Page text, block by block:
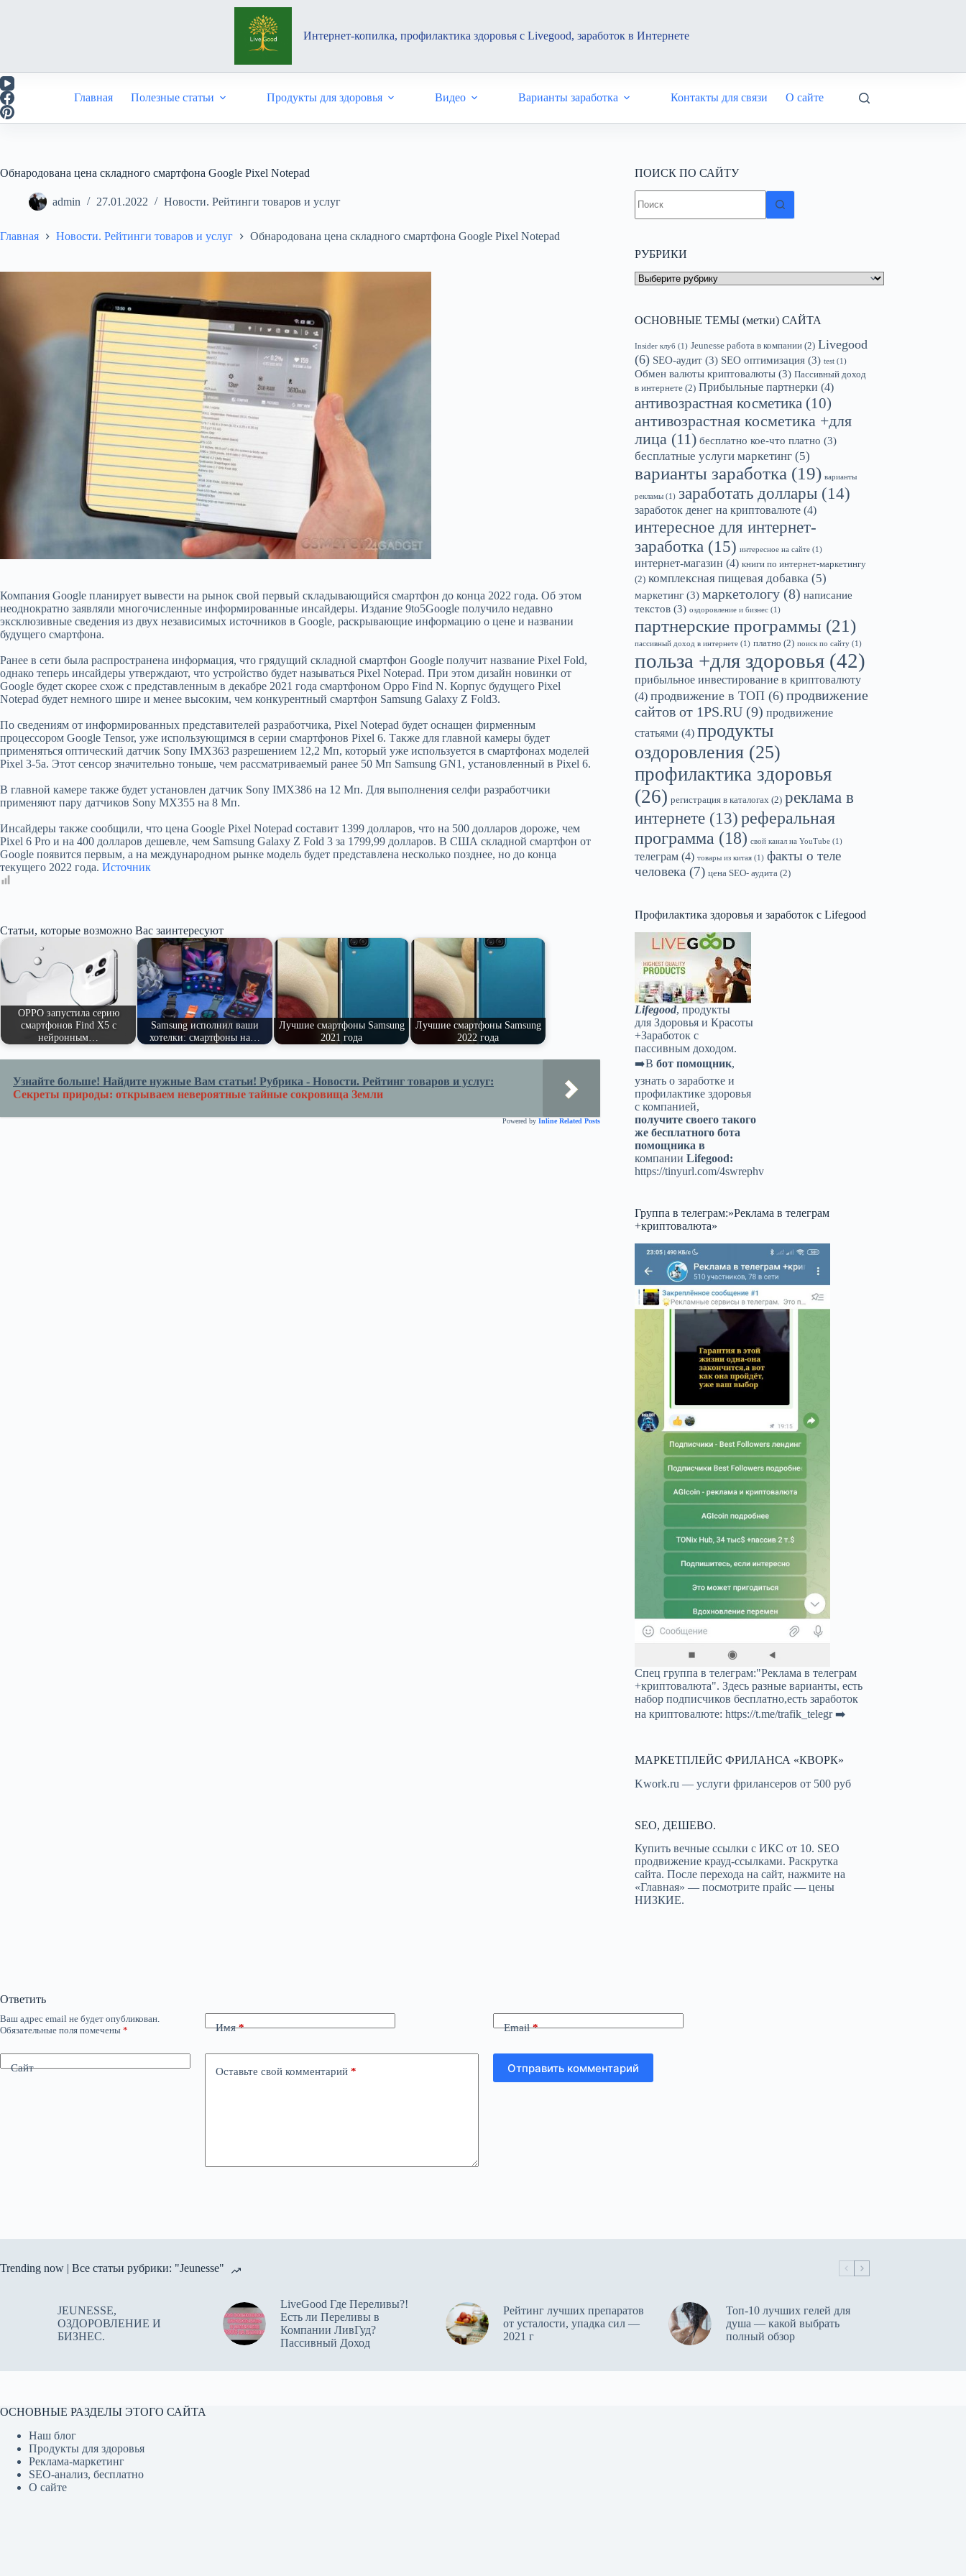
Интернет-копилка, профилактика здоровья с Livegood, заработок в Интернете
Главная Полезные статьи Продукты для здоровья Видео Варианты заработка Контакты для связи О сайте
Обнародована цена складного смартфона Google Pixel Notepad
admin 27.01.2022 Новости. Рейтинги товаров и услуг
Главная Новости. Рейтинги товаров и услуг Обнародована цена складного смартфона Google Pixel Notepad
Компания Google планирует вывести на рынок свой первый складывающийся смартфон до конца 2022 года. Об этом
неоднократно заявляли многочисленные информированные инсайдеры. Издание 9to5Google получило недавно
эксклюзивные сведения из двух независимых источников в Google, раскрывающие информацию о цене и названии
будущего смартфона.
Ранее в сети была распространена информация, что грядущий складной смартфон Google получит название Pixel Fold,
однако теперь инсайдеры утверждают, что устройство будет называться Pixel Notepad. При этом дизайн новинки от
Google будет скорее схож с представленным в декабре 2021 года смартфоном Oppo Find N. Корпус будущего Pixel
Notepad будет немного шире и менее высоким, чем конкурентный смартфон Samsung Galaxy Z Fold3.
По сведениям от информированных представителей разработчика, Pixel Notepad будет оснащен фирменным
процессором Google Tensor, уже использующимся в серии смартфонов Pixel 6. Также для главной камеры будет
применяться оптический датчик Sony IMX363 разрешением 12,2 Мп, который уже используется в смартфонах моделей
Pixel 3-5a. Этот сенсор значительно тоньше, чем рассматриваемый ранее 50 Мп Samsung GN1, установленный в Pixel 6.
В главной камере также будет установлен датчик Sony IMX386 на 12 Мп. Для выполнения селфи разработчики
применяют пару датчиков Sony MX355 на 8 Мп.
Инсайдеры также сообщили, что цена Google Pixel Notepad составит 1399 долларов, что на 500 долларов дороже, чем
Pixel 6 Pro и на 400 долларов дешевле, чем Samsung Galaxy Z Fold 3 за 1799,99 долларов. В США складной смартфон от
Google появится первым, а на международном рынке модель будет представлена несколько позднее, но до конца
текущего 2022 года. Источник
Статьи, которые возможно Вас заинтересуют
OPPO запустила серию
смартфонов Find X5 с
нейронным…
Samsung исполнил ваши
хотелки: смартфоны на…
Лучшие смартфоны Samsung
2021 года
Лучшие смартфоны Samsung
2022 года
Узнайте больше! Найдите нужные Вам статьи! Рубрика - Новости. Рейтинг товаров и услуг:
Секреты природы: открываем невероятные тайные сокровища Земли
Powered by Inline Related Posts
ПОИСК ПО САЙТУ
не
найдено
РУБРИКИ
РУБРИКИ
ОСНОВНЫЕ ТЕМЫ (метки) САЙТА
Insider клуб (1) Jeunesse работа в компании (2) Livegood
(6) SEO-аудит (3) SEO оптимизация (3) test (1)
Обмен валюты криптовалюты (3) Пассивный доход
в интернете (2) Прибыльные партнерки (4)
антивозрастная косметика (10)
антивозрастная косметика +для
лица (11) бесплатно кое-что платно (3)
бесплатные услуги маркетинг (5)
варианты заработка (19) варианты
рекламы (1) заработать доллары (14)
заработок денег на криптовалюте (4)
интересное для интернет-
заработка (15) интересное на сайте (1)
интернет-магазин (4) книги по интернет-маркетингу
(2) комплексная пищевая добавка (5)
маркетинг (3) маркетологу (8) написание
текстов (3) оздоровление и бизнес (1)
партнерские программы (21)
пассивный доход в интернете (1) платно (2) поиск по сайту (1)
польза +для здоровья (42)
прибыльное инвестирование в криптовалюту
(4) продвижение в ТОП (6) продвижение
сайтов от 1PS.RU (9) продвижение
статьями (4) продукты
оздоровления (25)
профилактика здоровья
(26) регистрация в каталогах (2) реклама в
интернете (13) реферальная
программа (18) свой канал на YouTube (1)
телеграм (4) товары из китая (1) факты о теле
человека (7) цена SEO- аудита (2)
Профилактика здоровья и заработок с Lifegood
Lifegood, продукты
для Здоровья и Красоты
+Заработок с
пассивным доходом.
➡️Вбот помощник,
узнать о заработке и
профилактике здоровья
с компанией,
получите своего такого
же бесплатного бота
помощника в
компанииLifegood:
https://tinyurl.com/4swrephv
Группа в телеграм:»Реклама в телеграм
+криптовалюта»
Спец группа в телеграм:"Реклама в телеграм
+криптовалюта". Здесь разные варианты, есть
набор подписчиков бесплатно,есть заработок
на криптовалюте:https://t.me/trafik_telegr➡️
МАРКЕТПЛЕЙС ФРИЛАНСА «КВОРК»
Kwork.ru — услуги фрилансеров от 500 руб
SEO, ДЕШЕВО.
Купить вечные ссылки с ИКС от 10. SEO
продвижение крауд-ссылками. Раскрутка
сайта. После перехода на сайт, нажмите на
«Главная» — посмотрите прайс — цены
НИЗКИЕ.
Ответить
Ваш адрес email не будет опубликован.
Обязательные поля помечены * Имя* Email*
Сайт Оставьте свой комментарий * Отправить комментарий
Trending now | Все статьи рубрики: "Jeunesse"
JEUNESSE,
ОЗДОРОВЛЕНИЕ И
БИЗНЕС.
LiveGood Где Переливы?!
Есть ли Переливы в
Компании ЛивГуд?
Пассивный Доход
Рейтинг лучших препаратов
от усталости, упадка сил —
2021 г
Топ-10 лучших гелей для
душа — какой выбрать
полный обзор
ОСНОВНЫЕ РАЗДЕЛЫ ЭТОГО САЙТА
Наш блог
Продукты для здоровья
Реклама-маркетинг
SEO-анализ, бесплатно
О сайте